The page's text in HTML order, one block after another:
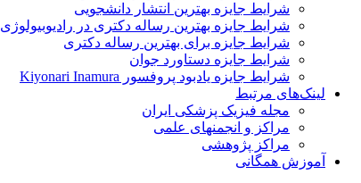
شرایط جایزه بهترین انتشار دانشجویی
شرایط جایزه بهترین رساله دکتری در رادیوبیولوژی
شرایط جایزه برای بهترین رساله دکتری
شرایط جایزه دستاورد جوان
شرایط جایزه یادبود پروفسور Kiyonari Inamura
لینک‌های مرتبط
مجله فیزیک پزشکی ایران
مراکز و انجمنهای علمی
مراکز پژوهشی
آموزش همگانی